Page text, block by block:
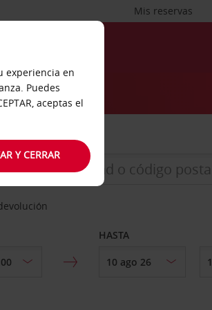
Mis reservas
HASTA
experiencia en
Puedes
aceptas el
Y CERRAR